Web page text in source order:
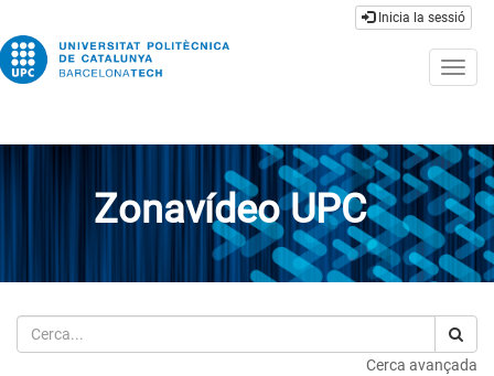
Inicia la sessió
Zonavídeo UPC
Cerca
Cerca avançada